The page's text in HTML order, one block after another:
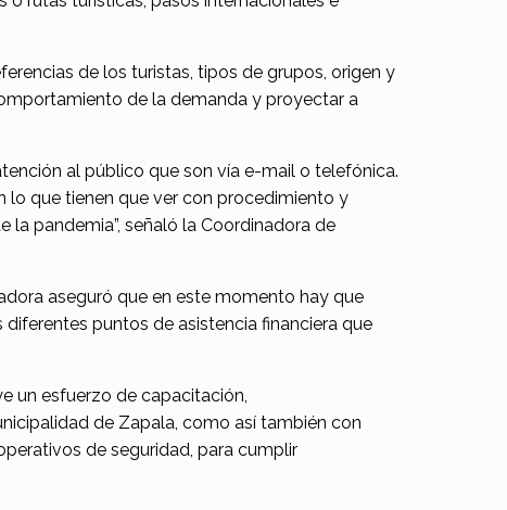
de los turistas, tipos de grupos, origen y
de la demanda y proyectar a
al público que son vía e-mail o telefónica.
lo que tienen que ver con procedimiento y
pandemia”, señaló la Coordinadora de
aseguró que en este momento hay que
puntos de asistencia financiera que
un esfuerzo de capacitación,
de Zapala, como así también con
de seguridad, para cumplir